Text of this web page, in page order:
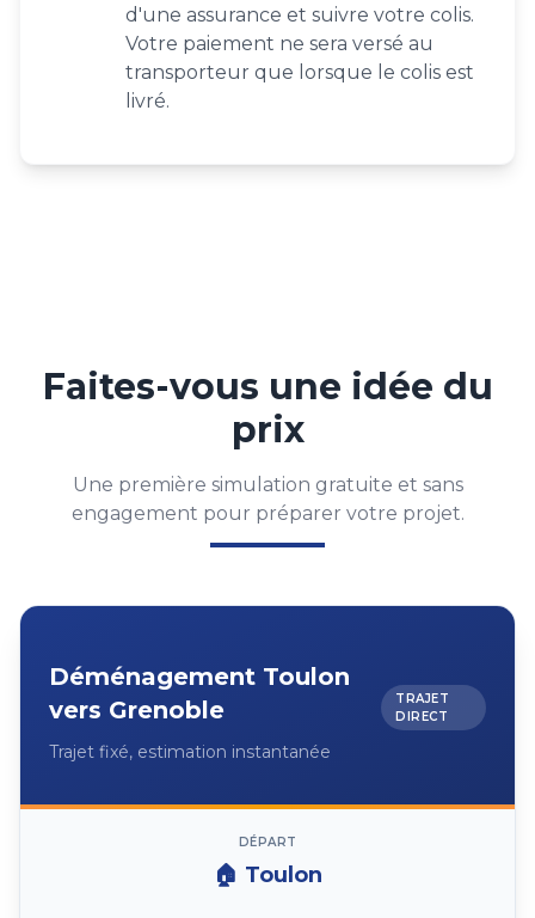
d'une assurance et suivre votre colis.
Votre paiement ne sera versé au
transporteur que lorsque le colis est
livré.
Faites-vous une idée du
prix
Une première simulation gratuite et sans
engagement pour préparer votre projet.
Déménagement Toulon
vers Grenoble
Trajet fixé, estimation instantanée
TRAJET
DIRECT
DÉPART
🏠 Toulon